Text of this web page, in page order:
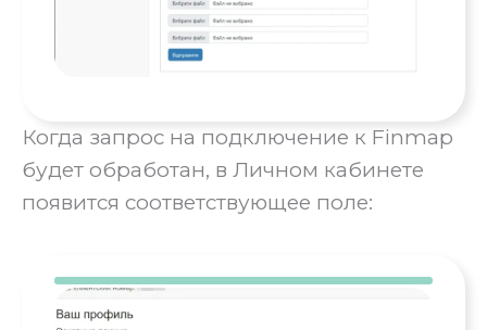
Когда запрос на подключение к Finmap
будет обработан, в Личном кабинете
появится соответствующее поле: